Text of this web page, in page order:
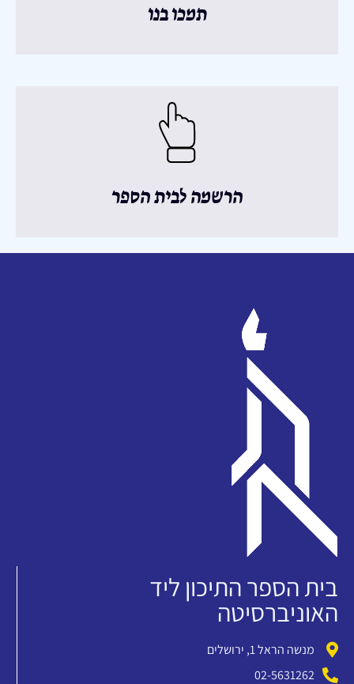
תמכו בנו
הרשמה לבית הספר
בית הספר התיכון ליד
האוניברסיטה
מנשה הראל 1, ירושלים
02-5631262